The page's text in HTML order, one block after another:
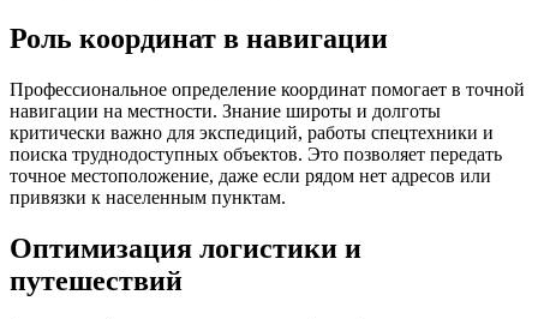
Роль координат в навигации
Профессиональное определение координат помогает в точной
навигации на местности. Знание широты и долготы
критически важно для экспедиций, работы спецтехники и
поиска труднодоступных объектов. Это позволяет передать
точное местоположение, даже если рядом нет адресов или
привязки к населенным пунктам.
Оптимизация логистики и
путешествий